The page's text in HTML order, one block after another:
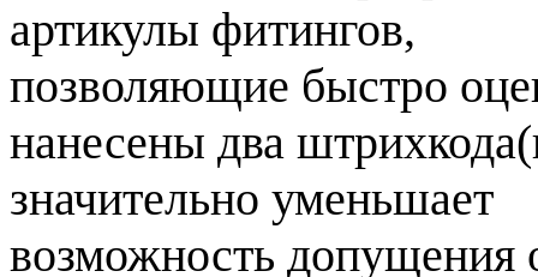
артикулы фитингов,
позволяющие быстро
нанесены два
значительно уменьшает
возможность допущения